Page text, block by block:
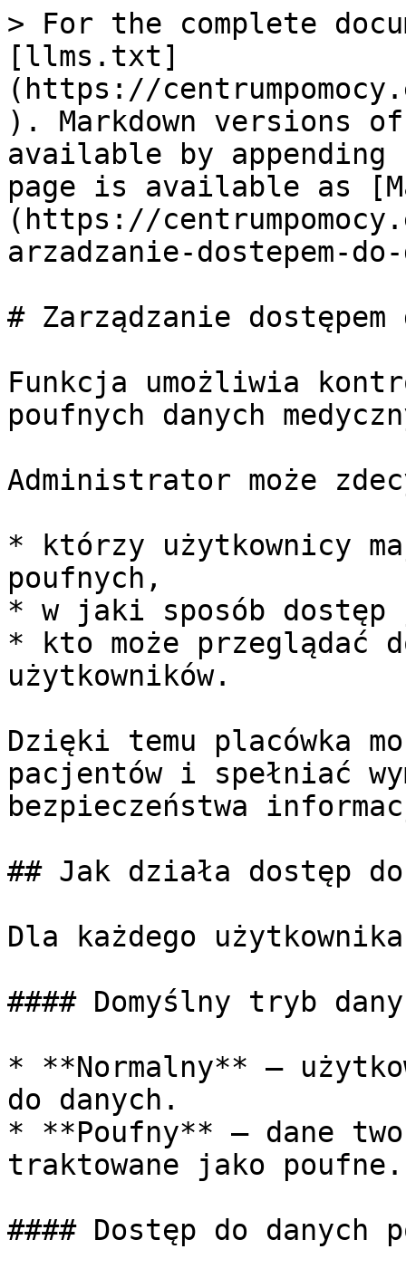
> For the complete
[llms.txt]
(https://
). Markdown versions
available by
page is available as
(https://
arzadzanie-dostepem-
# Zarządzanie dostępem
Funkcja umożliwia
poufnych danych
Administrator może
* którzy użytkownicy
poufnych,
* w jaki sposób dostęp
* kto może przeglądać
użytkowników.
Dzięki temu placówka
pacjentów i spełniać
bezpieczeństwa
## Jak działa dostęp
Dla każdego
#### Domyślny tryb
* **Normalny** –
do danych.
* **Poufny** – dane
traktowane jako poufne.
#### Dostęp do danych